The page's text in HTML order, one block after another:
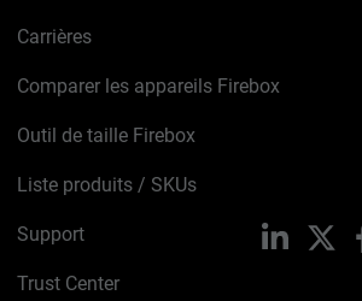
Carrières
Comparer les appareils Firebox
Outil de taille Firebox
Liste produits / SKUs
Support
Trust Center
LinkedIn